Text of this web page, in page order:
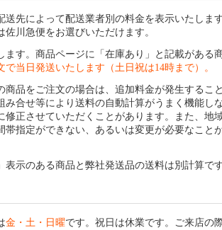
送先によって配送業者別の料金を表示いたしま
佐川急便をお選びいただけます。
ます。商品ページに「在庫あり」と記載がある
で当日発送いたします（土日祝は14時まで）。
商品をご注文の場合は、追加料金が発生するこ
み合せ等により送料の自動計算がうまく機能し
修正させていただくことがあります。また、地
帯指定ができない、あるいは変更が必要なこと
表示のある商品と弊社発送品の送料は別計算で
金・土・日曜です。祝日は休業です。ご来店の